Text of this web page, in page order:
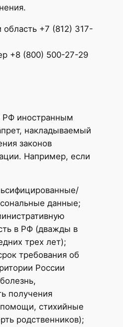
+7 (812) 317-
+8 (800) 500-27-29
РФ иностранным
накладываемый
законов
Например, если
данные;
в РФ (дважды в
трех лет);
требования об
России
получения
стихийные
родственников);